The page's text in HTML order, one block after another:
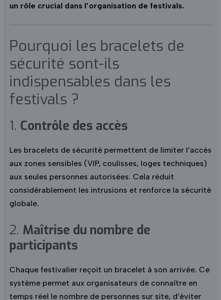
un rôle crucial dans l’organisation de festivals.
Pourquoi les bracelets de
sécurité sont-ils
indispensables dans les
festivals ?
1. Contrôle des accès
Les bracelets de sécurité permettent de limiter l’accès
aux zones sensibles (VIP, coulisses, loges techniques)
aux seules personnes autorisées. Cela réduit
considérablement les intrusions et renforce la sécurité
globale.
2. Maîtrise du nombre de
participants
Chaque festivalier reçoit un bracelet à son arrivée. Ce
système permet aux organisateurs de connaître en
temps réel le nombre de personnes sur site, d’éviter